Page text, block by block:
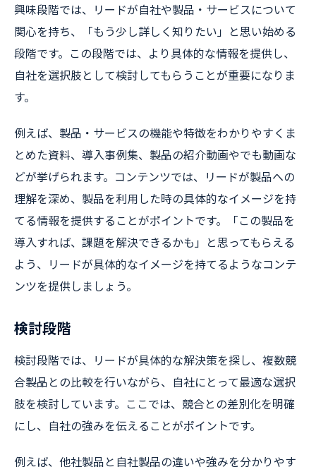
興味段階では、リードが自社や製品・サービスについて
関心を持ち、「もう少し詳しく知りたい」と思い始める
段階です。この段階では、より具体的な情報を提供し、
自社を選択肢として検討してもらうことが重要になりま
す。
例えば、製品・サービスの機能や特徴をわかりやすくま
とめた資料、導入事例集、製品の紹介動画やでも動画な
どが挙げられます。コンテンツでは、リードが製品への
理解を深め、製品を利用した時の具体的なイメージを持
てる情報を提供することがポイントです。「この製品を
導入すれば、課題を解決できるかも」と思ってもらえる
よう、リードが具体的なイメージを持てるようなコンテ
ンツを提供しましょう。
検討段階
検討段階では、リードが具体的な解決策を探し、複数競
合製品との比較を行いながら、自社にとって最適な選択
肢を検討しています。ここでは、競合との差別化を明確
にし、自社の強みを伝えることがポイントです。
例えば、他社製品と自社製品の違いや強みを分かりやす